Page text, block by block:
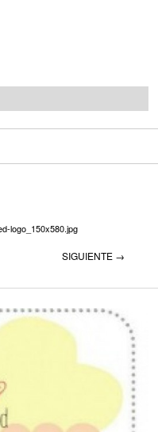
logo_150x580.jpg
SIGUIENTE →